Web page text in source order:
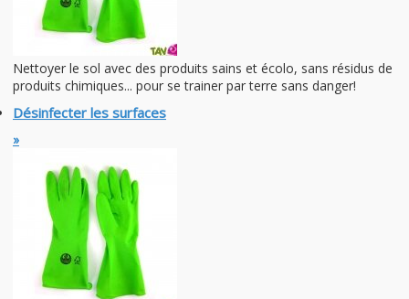
Nettoyer le sol avec des produits sains et écolo, sans résidus de
produits chimiques... pour se trainer par terre sans danger!
Désinfecter les surfaces
»